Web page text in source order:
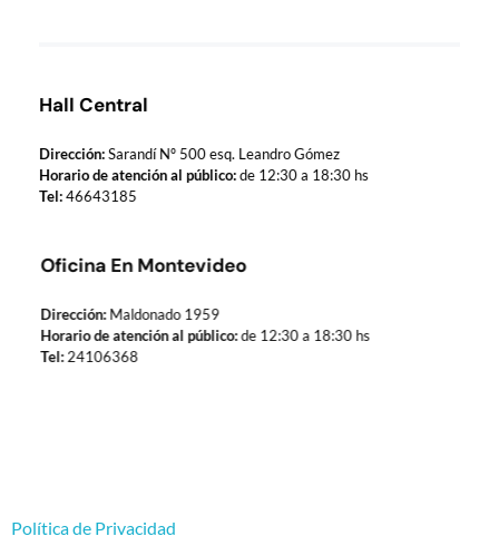
Hall Central
Dirección:Sarandí Nº 500 esq. Leandro Gómez
Horario de atención al público:de 12:30 a 18:30 hs
Tel:46643185
Oficina En Montevideo
Dirección:Maldonado 1959
Horario de atención al público:de 12:30 a 18:30 hs
Tel:24106368
Política de Privacidad